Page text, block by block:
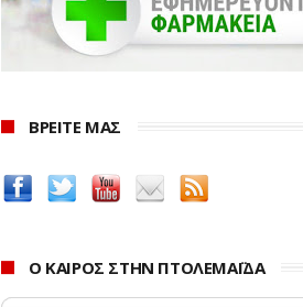
ΒΡΕΙΤΕ ΜΑΣ
Ο ΚΑΙΡΟΣ ΣΤΗΝ ΠΤΟΛΕΜΑΪΔΑ